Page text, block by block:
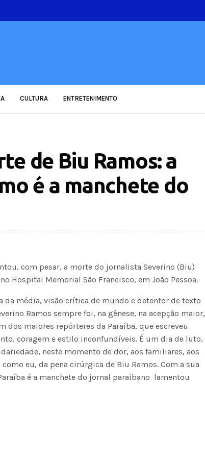
CULTURA ENTRETENIMENTO
de Biu Ramos: a
é a manchete do
com pesar, a morte do jornalista Severino (Biu)
Hospital Memorial São Francisco, em João Pessoa.
da média, visão crítica de mundo e detentor de texto
Ramos sempre foi, na gênese, na acepção maior,
dos maiores repórteres da Paraíba, que escreveu
coragem e estilo inconfundíveis. É um dia de luto,
neste momento de dor, aos familiares, aos
eu, da pena cirúrgica de Biu Ramos. Com a sua
é a manchete do jornal paraibano  lamentou